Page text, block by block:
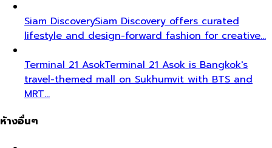
Siam DiscoverySiam Discovery offers curated
lifestyle and design-forward fashion for creative…
Terminal 21 AsokTerminal 21 Asok is Bangkok's
travel-themed mall on Sukhumvit with BTS and
MRT…
ห้างอื่นๆ